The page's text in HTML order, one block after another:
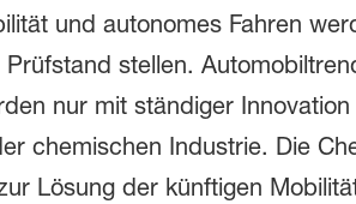
und autonomes Fahren
stellen.
nur mit ständiger
chemischen Industrie. Die
Lösung der künftigen